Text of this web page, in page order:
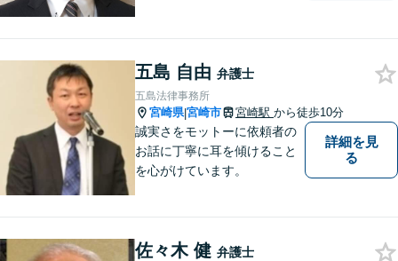
受けします。
五島 自由 弁護士
五島法律事務所
宮崎県|宮崎市 宮崎駅 から徒歩10分
誠実さをモットーに依頼者の
お話に丁寧に耳を傾けること
を心がけています。
詳細を見
る
佐々木 健 弁護士